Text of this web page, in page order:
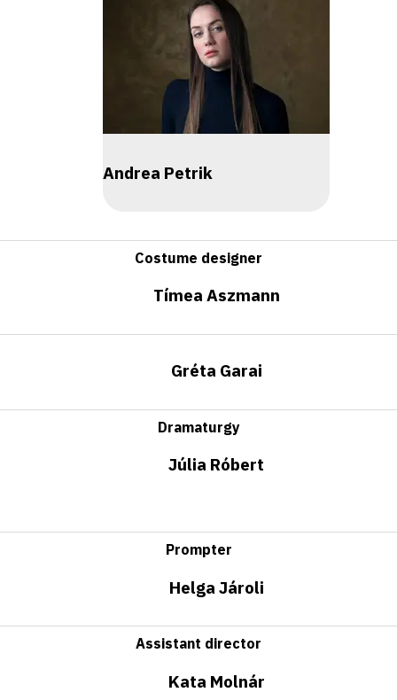
Andrea Petrik
Costume designer
Tímea Aszmann
Gréta Garai
Dramaturgy
Júlia Róbert
Prompter
Helga Jároli
Assistant director
Kata Molnár